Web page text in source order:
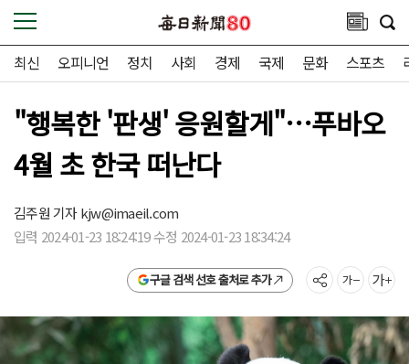
최신 오피니언 정치 사회 경제 국제 문화 스포츠
"행복한 '판생' 응원할게"…푸바오
4월 초 한국 떠난다
김주원 기자kjw@imaeil.com
입력 2024-01-23 18:24:19 수정 2024-01-23 18:34:24
구글 검색 선호 출처로 추가